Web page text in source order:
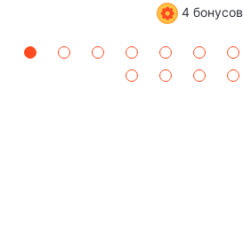
4 бонусов